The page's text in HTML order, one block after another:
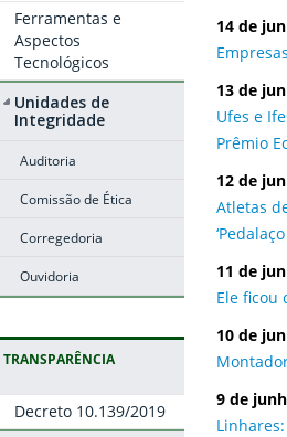
Ferramentas e
Aspectos
Tecnológicos
Unidades de
Integridade
Auditoria
Comissão de Ética
Corregedoria
Ouvidoria
TRANSPARÊNCIA
Decreto 10.139/2019
14 de
13 de
Ufes e
Prêmio
12 de
Atletas
11 de
Ele ficou
10 de
9 de